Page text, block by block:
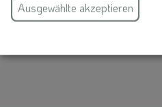
09147 1349
Ausgewählte akzeptieren